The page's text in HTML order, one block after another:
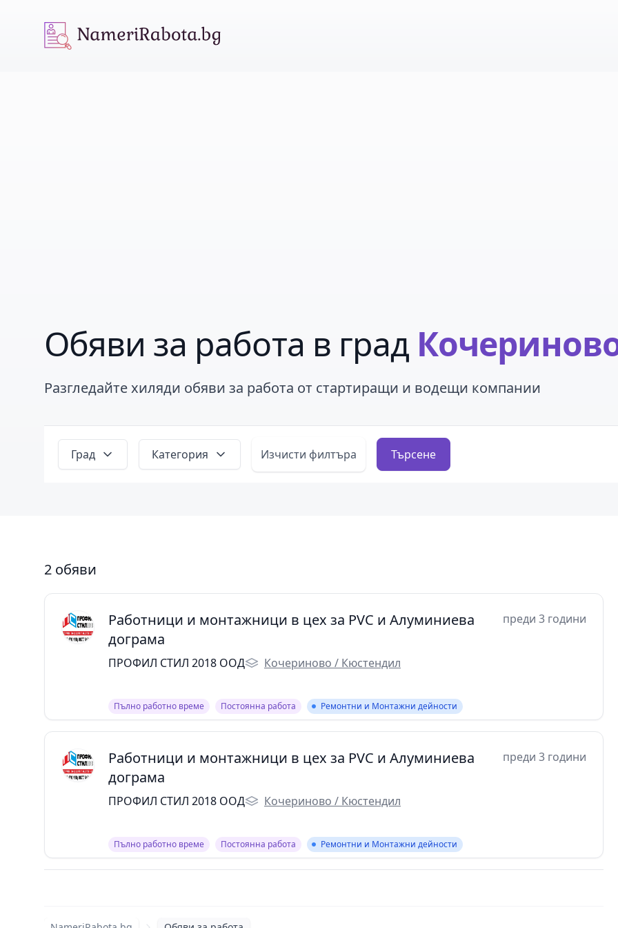
NameriRabota.bg
Обяви за работа в град
Разгледайте хиляди обяви за работа от стартиращи и водещи компании
Град Категория Изчисти филтъра Търсене
2 обяви
Работници и монтажници в цех за PVC и Алуминиева
дограма
преди 3 години
ПРОФИЛ СТИЛ 2018 ООД Кочериново / Кюстендил
Пълно работно време Постоянна работа Ремонтни и Монтажни дейности
Работници и монтажници в цех за PVC и Алуминиева
дограма
преди 3 години
ПРОФИЛ СТИЛ 2018 ООД Кочериново / Кюстендил
Пълно работно време Постоянна работа Ремонтни и Монтажни дейности